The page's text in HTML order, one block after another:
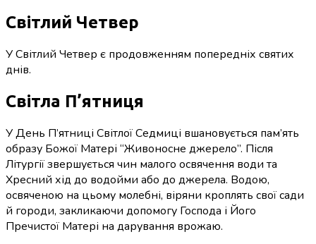
Світлий Четвер
У Світлий Четвер є продовженням попередніх святих
днів.
Світла П’ятниця
У День П’ятниці Світлої Седмиці вшановується пам’ять
образу Божої Матері “Живоносне джерело”. Після
Літургії звершується чин малого освячення води та
Хресний хід до водойми або до джерела. Водою,
освяченою на цьому молебні, віряни кроплять свої сади
й городи, закликаючи допомогу Господа і Його
Пречистої Матері на дарування врожаю.